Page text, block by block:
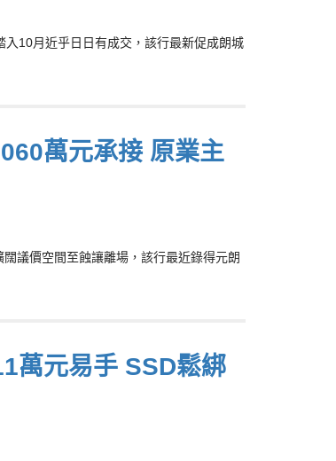
10月近乎日日有成交，該行最新促成朗城
萬元承接 原業主
議價空間至蝕讓離場，該行最近錄得元朗
萬元易手 SSD鬆綁